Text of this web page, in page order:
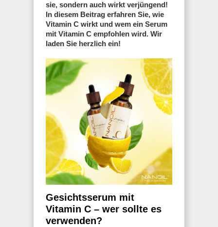
sie, sondern auch wirkt verjüngend!
In diesem Beitrag erfahren Sie, wie
Vitamin C wirkt und wem ein Serum
mit Vitamin C empfohlen wird. Wir
laden Sie herzlich ein!
Gesichtsserum mit
Vitamin C – wer sollte es
verwenden?